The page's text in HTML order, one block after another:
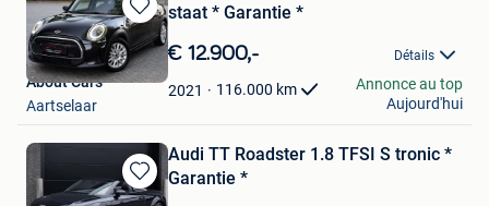
Sauvegarder
dans
Mes
Favoris
staat * Garantie *
€ 12.900,- Détails
2021 116.000 km
About Cars
Aartselaar
Annonce au top
Aujourd'hui
Sauvegarder
Audi TT Roadster 1.8 TFSI S tronic *
Garantie *